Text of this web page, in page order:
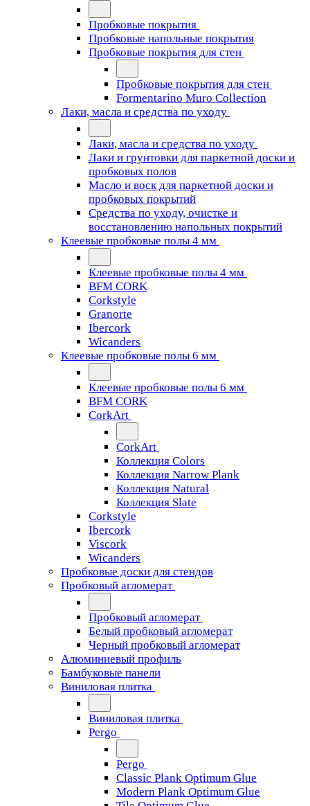
Пробковые покрытия
Пробковые напольные покрытия
Пробковые покрытия для стен
Пробковые покрытия для стен
Formentarino Muro Collection
Лаки, масла и средства по уходу
Лаки, масла и средства по уходу
Лаки и грунтовки для паркетной доски и
пробковых полов
Масло и воск для паркетной доски и
пробковых покрытий
Средства по уходу, очистке и
восстановлению напольных покрытий
Клеевые пробковые полы 4 мм
Клеевые пробковые полы 4 мм
BFM CORK
Corkstyle
Granorte
Ibercork
Wicanders
Клеевые пробковые полы 6 мм
Клеевые пробковые полы 6 мм
BFM CORK
CorkArt
CorkArt
Коллекция Colors
Коллекция Narrow Plank
Коллекция Natural
Коллекция Slate
Corkstyle
Ibercork
Viscork
Wicanders
Пробковые доски для стендов
Пробковый агломерат
Пробковый агломерат
Белый пробковый агломерат
Черный пробковый агломерат
Алюминиевый профиль
Бамбуковые панели
Виниловая плитка
Виниловая плитка
Pergo
Pergo
Classic Plank Optimum Glue
Modern Plank Optimum Glue